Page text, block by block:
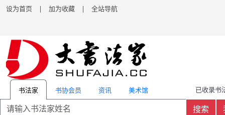
设为首页 | 加为收藏 | 全站导航
书法家 书协会员 资讯 美术馆 已收录书
搜索